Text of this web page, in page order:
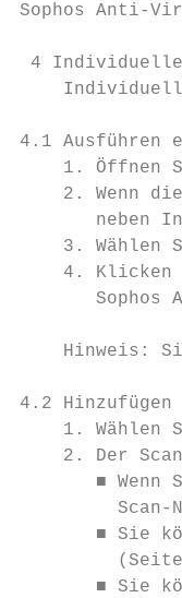
Sophos Anti-
4 Individuelle
4.1 Ausführen
1. Öffnen
2. Wenn
neben
3. Wählen
4. Klicken
Sophos
Hinweis:
4.2
1. Wählen
2. Der
■ Wenn
Scan-
■ Sie
■ Sie